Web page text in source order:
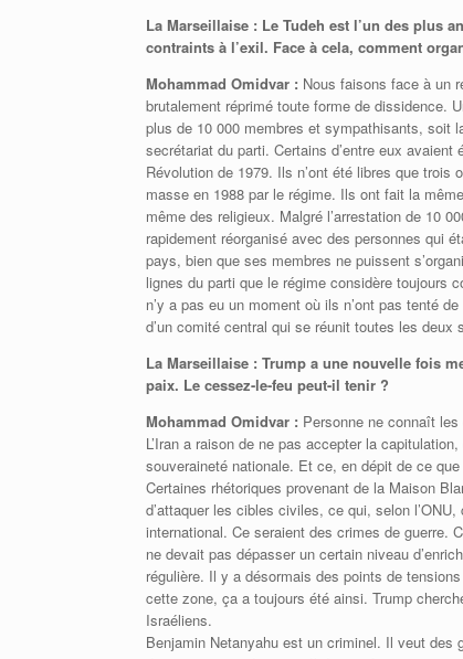
La Marseillaise : Le Tudeh est l’un des plus
contraints à l’exil. Face à cela, comment
Mohammad Omidvar : Nous faisons face à un
brutalement réprimé toute forme de dissidence.
plus de 10 000 membres et sympathisants, soit
secrétariat du parti. Certains d’entre eux
Révolution de 1979. Ils n’ont été libres que trois
masse en 1988 par le régime. Ils ont fait la
même des religieux. Malgré l’arrestation de 10
rapidement réorganisé avec des personnes qui
pays, bien que ses membres ne puissent
lignes du parti que le régime considère toujours
n’y a pas eu un moment où ils n’ont pas tenté
d’un comité central qui se réunit toutes les deux
La Marseillaise : Trump a une nouvelle fois
paix. Le cessez-le-feu peut-il tenir ?
Mohammad Omidvar : Personne ne connaît
L’Iran a raison de ne pas accepter la
souveraineté nationale. Et ce, en dépit de ce
Certaines rhétoriques provenant de la Maison
d’attaquer les cibles civiles, ce qui, selon
international. Ce seraient des crimes de guerre.
ne devait pas dépasser un certain niveau
régulière. Il y a désormais des points de
cette zone, ça a toujours été ainsi. Trump
Israéliens.
Benjamin Netanyahu est un criminel. Il veut des